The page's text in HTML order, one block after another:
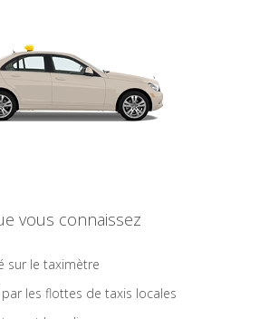
vous connaissez
sur le taximètre
par les flottes de taxis locales